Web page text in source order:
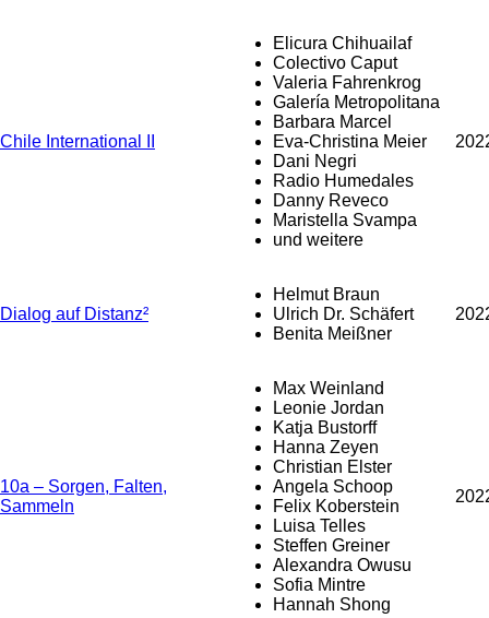
Chile International II
Elicura Chihuailaf
Colectivo Caput
Valeria Fahrenkrog
Galería Metropolitana
Barbara Marcel
Eva-Christina Meier
Dani Negri
Radio Humedales
Danny Reveco
Maristella Svampa
und weitere
Dialog auf Distanz²
Helmut Braun
Ulrich Dr. Schäfert
Benita Meißner
10a – Sorgen, Falten,
Sammeln
Max Weinland
Leonie Jordan
Katja Bustorff
Hanna Zeyen
Christian Elster
Angela Schoop
Felix Koberstein
Luisa Telles
Steffen Greiner
Alexandra Owusu
Sofia Mintre
Hannah Shong